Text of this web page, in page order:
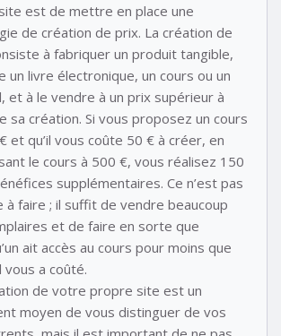
est de mettre en place une
de création de prix. La création de
à fabriquer un produit tangible,
un livre électronique, un cours ou un
et à le vendre à un prix supérieur à
sa création. Si vous proposez un cours
et qu’il vous coûte 50 € à créer, en
le cours à 500 €, vous réalisez 150
supplémentaires. Ce n’est pas
à faire ; il suffit de vendre beaucoup
et de faire en sorte que
ait accès au cours pour moins que
vous a coûté.
de votre propre site est un
moyen de vous distinguer de vos